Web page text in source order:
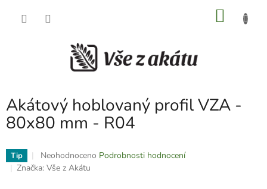
Akátový hoblovaný profil VZA -
80x80 mm - R04
Tip
Průměrné
hodnocení
Neohodnoceno Podrobnosti hodnocení
Značka: Vše z Akátu